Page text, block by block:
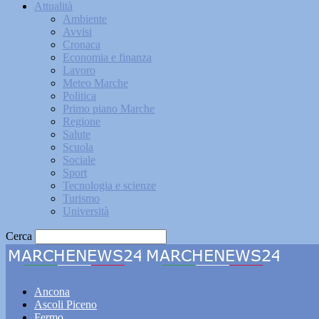
Attualità
Ambiente
Avvisi
Cronaca
Economia e finanza
Lavoro
Meteo Marche
Politica
Primo piano Marche
Regione
Salute
Scuola
Sociale
Sport
Tecnologia e scienze
Turismo
Università
Cerca
Ancona
Ascoli Piceno